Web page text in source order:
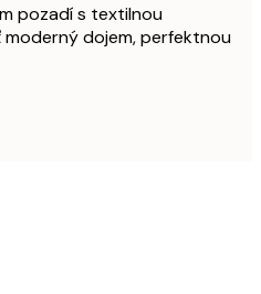
pozadí s textilnou
dojem, perfektnou